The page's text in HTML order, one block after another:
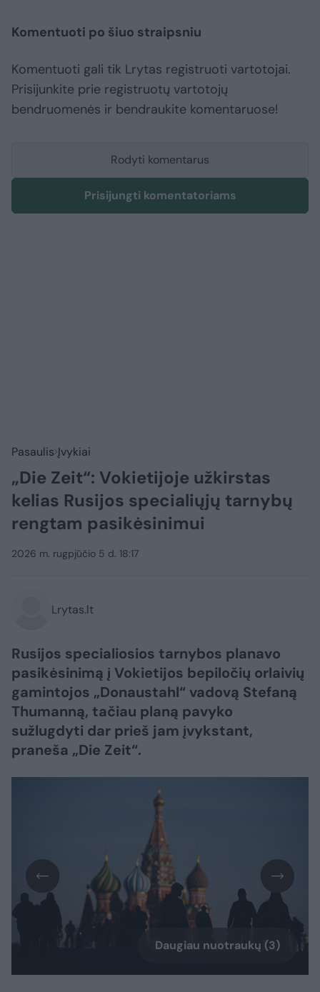
Komentuoti po šiuo straipsniu
Komentuoti gali tik Lrytas registruoti vartotojai.
Prisijunkite prie registruotų vartotojų
bendruomenės ir bendraukite komentaruose!
Rodyti komentarus
Prisijungti komentatoriams
Pasaulis Įvykiai
„Die Zeit“: Vokietijoje užkirstas
kelias Rusijos specialiųjų tarnybų
rengtam pasikėsinimui
2026 m. rugpjūčio 5 d. 18:17
Lrytas.lt
Rusijos specialiosios tarnybos planavo
pasikėsinimą į Vokietijos bepiločių orlaivių
gamintojos „Donaustahl“ vadovą Stefaną
Thumanną, tačiau planą pavyko
sužlugdyti dar prieš jam įvykstant,
praneša „Die Zeit“.
Daugiau nuotraukų (3)